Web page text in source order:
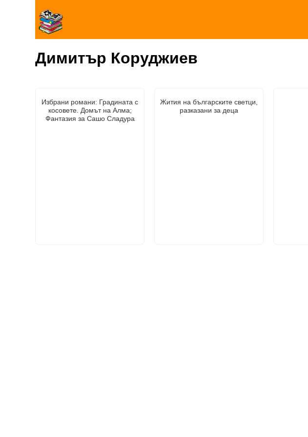
Димитър Коруджиев
Избрани романи: Градината с
косовете. Домът на Алма;
Фантазия за Сашо Сладура
Жития на българските светци,
разказани за деца